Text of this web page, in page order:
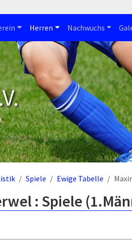
Herren Nachwuchs
Spiele Ewige Tabelle
: Spiele